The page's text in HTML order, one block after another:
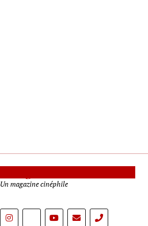
Un magazine cinéphile
phone